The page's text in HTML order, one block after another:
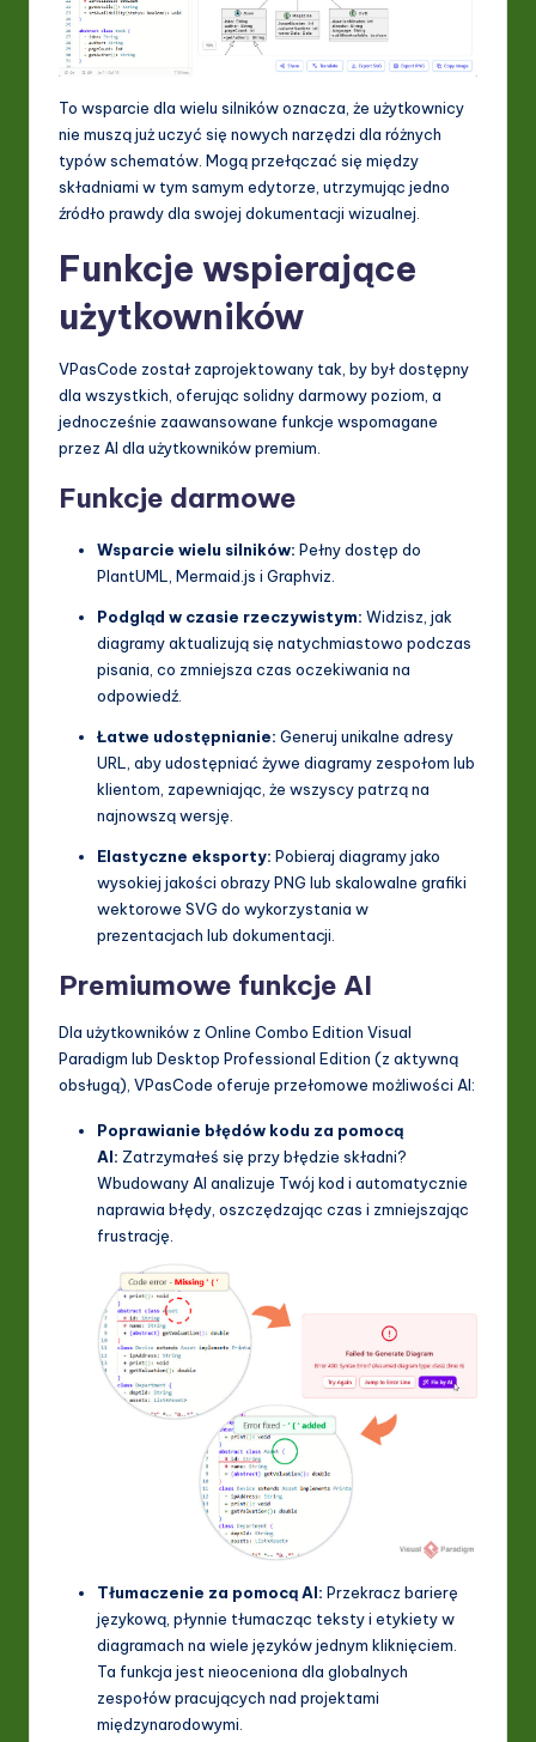
To wsparcie dla wielu silników oznacza, że użytkownicy
nie muszą już uczyć się nowych narzędzi dla różnych
typów schematów. Mogą przełączać się między
składniami w tym samym edytorze, utrzymując jedno
źródło prawdy dla swojej dokumentacji wizualnej.
Funkcje wspierające
użytkowników
VPasCode został zaprojektowany tak, by był dostępny
dla wszystkich, oferując solidny darmowy poziom, a
jednocześnie zaawansowane funkcje wspomagane
przez AI dla użytkowników premium.
Funkcje darmowe
Wsparcie wielu silników: Pełny dostęp do
PlantUML, Mermaid.js i Graphviz.
Podgląd w czasie rzeczywistym: Widzisz, jak
diagramy aktualizują się natychmiastowo podczas
pisania, co zmniejsza czas oczekiwania na
odpowiedź.
Łatwe udostępnianie: Generuj unikalne adresy
URL, aby udostępniać żywe diagramy zespołom lub
klientom, zapewniając, że wszyscy patrzą na
najnowszą wersję.
Elastyczne eksporty: Pobieraj diagramy jako
wysokiej jakości obrazy PNG lub skalowalne grafiki
wektorowe SVG do wykorzystania w
prezentacjach lub dokumentacji.
Premiumowe funkcje AI
Dla użytkowników z Online Combo Edition Visual
Paradigm lub Desktop Professional Edition (z aktywną
obsługą), VPasCode oferuje przełomowe możliwości AI:
Poprawianie błędów kodu za pomocą
AI: Zatrzymałeś się przy błędzie składni?
Wbudowany AI analizuje Twój kod i automatycznie
naprawia błędy, oszczędzając czas i zmniejszając
frustrację.
Tłumaczenie za pomocą AI: Przekracz barierę
językową, płynnie tłumacząc teksty i etykiety w
diagramach na wiele języków jednym kliknięciem.
Ta funkcja jest nieoceniona dla globalnych
zespołów pracujących nad projektami
międzynarodowymi.